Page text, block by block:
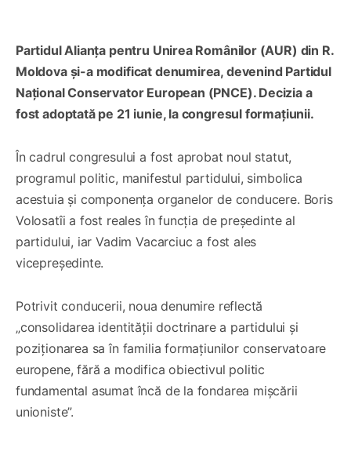
Partidul Alianța pentru Unirea Românilor (AUR) din R.
Moldova și-a modificat denumirea, devenind Partidul
Național Conservator European (PNCE). Decizia a
fost adoptată pe 21 iunie, la congresul formațiunii.
În cadrul congresului a fost aprobat noul statut,
programul politic, manifestul partidului, simbolica
acestuia și componența organelor de conducere. Boris
Volosatîi a fost reales în funcția de președinte al
partidului, iar Vadim Vacarciuc a fost ales
vicepreședinte.
Potrivit conducerii, noua denumire reflectă
„consolidarea identității doctrinare a partidului și
poziționarea sa în familia formațiunilor conservatoare
europene, fără a modifica obiectivul politic
fundamental asumat încă de la fondarea mișcării
unioniste”.